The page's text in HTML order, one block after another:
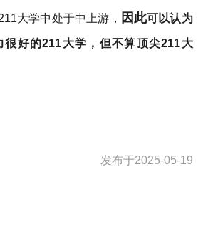
大学中处于中上游， 因此可以认为
很好的211大学，但不算顶尖211大
发布于2025-05-19